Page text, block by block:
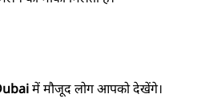
में मौजूद लोग आपको देखेंगे।